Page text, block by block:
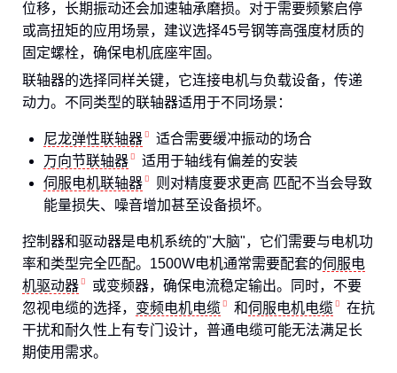
位移，长期振动还会加速轴承磨损。对于需要频繁启停
或高扭矩的应用场景，建议选择45号钢等高强度材质的
固定螺栓，确保电机底座牢固。
联轴器的选择同样关键，它连接电机与负载设备，传递
动力。不同类型的联轴器适用于不同场景：
尼龙弹性联轴器
适合需要缓冲振动的场合
万向节联轴器
适用于轴线有偏差的安装
伺服电机联轴器
则对精度要求更高 匹配不当会导致
能量损失、噪音增加甚至设备损坏。
控制器和驱动器是电机系统的"大脑"，它们需要与电机功
率和类型完全匹配。1500W电机通常需要配套的伺服电
机驱动器
或变频器，确保电流稳定输出。同时，不要
忽视电缆的选择， 变频电机电缆 和伺服电机电缆
在抗
干扰和耐久性上有专门设计，普通电缆可能无法满足长
期使用需求。